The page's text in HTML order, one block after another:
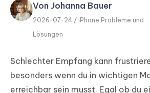
PDNob
PDF
iAnyGo
Von Johanna Bauer
2026-07-24 / iPhone Probleme und
Lösungen
Schlechter Empfang kann
besonders wenn du in wichtigen
erreichbar sein musst. Egal ob du